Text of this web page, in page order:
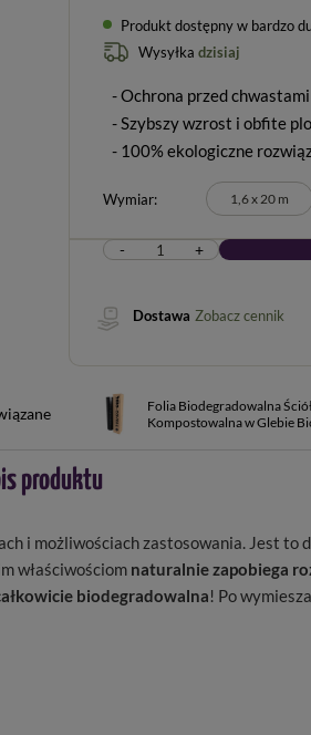
Produkt dostępny w bardzo
Wysyłka dzisiaj
- Ochrona przed chwastami
- Szybszy wzrost i obfite
- 100% ekologiczne
Wymiar 1,6 x 20 m
- +
Dostawa Zobacz cennik
Folia Biodegradowalna
Kompostowalna w Glebie
produktu
i możliwościach zastosowania. Jest to
właściwościom naturalnie zapobiega
biodegradowalna! Po